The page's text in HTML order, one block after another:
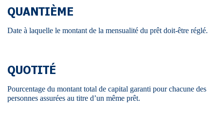
QUANTIÈME
Date à laquelle le montant de la mensualité du prêt doit-être réglé.
QUOTITÉ
Pourcentage du montant total de capital garanti pour chacune des
personnes assurées au titre d’un même prêt.